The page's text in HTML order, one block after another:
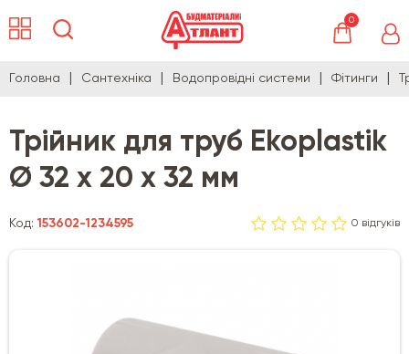
0
Головна Сантехніка Водопровідні системи Фітинги
Трійник для труб Ekoplastik
Ø 32 х 20 х 32 мм
Код:153602-1234595 0 відгуків